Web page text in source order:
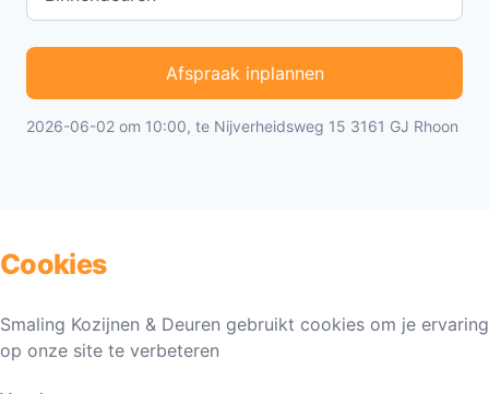
Afspraak inplannen
2026-06-02 om 10:00, te Nijverheidsweg 15 3161 GJ Rhoon
Cookies
Smaling Kozijnen & Deuren gebruikt cookies om je ervaring
op onze site te verbeteren